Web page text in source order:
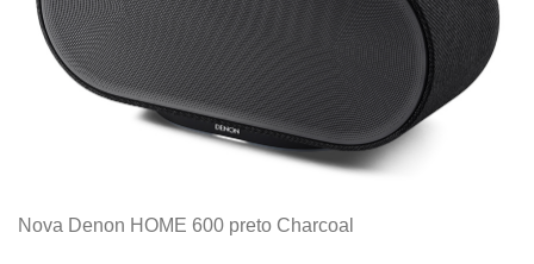
Nova Denon HOME 600 preto Charcoal